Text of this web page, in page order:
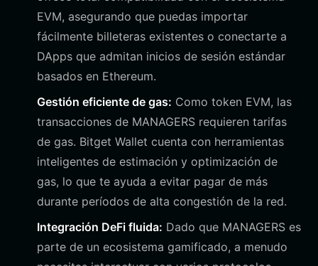
EVM, asegurando que puedas importar
fácilmente billeteras existentes o conectarte a
DApps que admitan inicios de sesión estándar
basados en Ethereum.
Gestión eficiente de gas: Como token EVM, las
transacciones de MANAGERS requieren tarifas
de gas. Bitget Wallet cuenta con herramientas
inteligentes de estimación y optimización de
gas, lo que te ayuda a evitar pagar de más
durante períodos de alta congestión de la red.
Integración DeFi fluida: Dado que MANAGERS es
parte de un ecosistema gamificado, a menudo